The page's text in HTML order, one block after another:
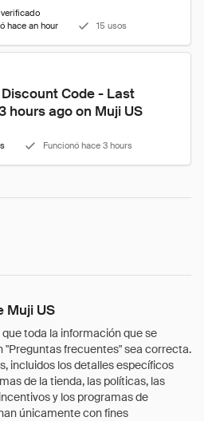
hace an hour
15 usos
Code - Last
hours ago on Muji US
Funcionó hace 3 hours
Muji US
toda la información que se
"Preguntas frecuentes" sea correcta.
incluidos los detalles específicos
de la tienda, las políticas, las
y los programas de
únicamente con fines